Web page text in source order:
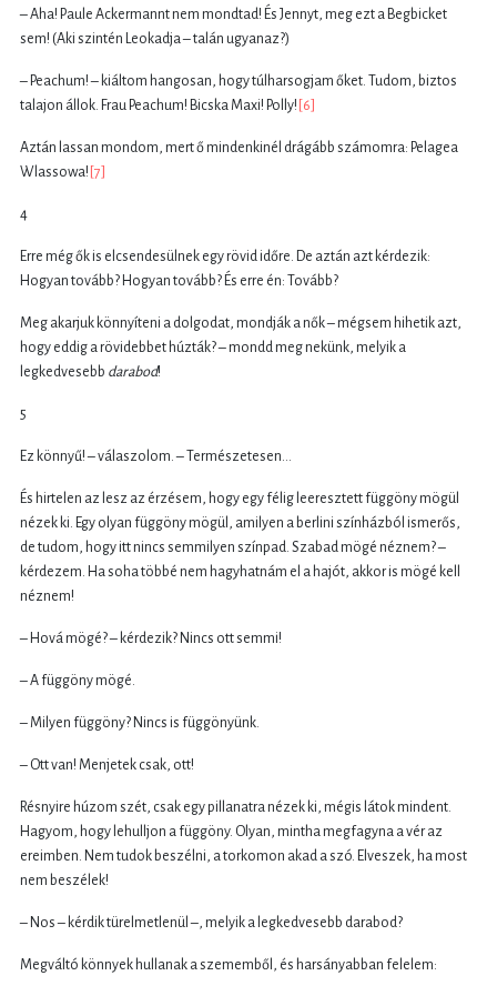
– Aha! Paule Ackermannt nem mondtad! És Jennyt, meg ezt a Begbicket
sem! (Aki szintén Leokadja – talán ugyanaz?)
– Peachum! – kiáltom hangosan, hogy túlharsogjam őket. Tudom, biztos
talajon állok. Frau Peachum! Bicska Maxi! Polly! [6]
Aztán lassan mondom, mert ő mindenkinél drágább számomra: Pelagea
Wlassowa! [7]
4
Erre még ők is elcsendesülnek egy rövid időre. De aztán azt kérdezik:
Hogyan tovább? Hogyan tovább? És erre én: Tovább?
Meg akarjuk könnyíteni a dolgodat, mondják a nők – mégsem hihetik azt,
hogy eddig a rövidebbet húzták? – mondd meg nekünk, melyik a
legkedvesebb darabod!
5
Ez könnyű! – válaszolom. – Természetesen...
És hirtelen az lesz az érzésem, hogy egy félig leeresztett függöny mögül
nézek ki. Egy olyan függöny mögül, amilyen a berlini színházból ismerős,
de tudom, hogy itt nincs semmilyen színpad. Szabad mögé néznem? –
kérdezem. Ha soha többé nem hagyhatnám el a hajót, akkor is mögé kell
néznem!
– Hová mögé? – kérdezik? Nincs ott semmi!
– A függöny mögé.
– Milyen függöny? Nincs is függönyünk.
– Ott van! Menjetek csak, ott!
Résnyire húzom szét, csak egy pillanatra nézek ki, mégis látok mindent.
Hagyom, hogy lehulljon a függöny. Olyan, mintha megfagyna a vér az
ereimben. Nem tudok beszélni, a torkomon akad a szó. Elveszek, ha most
nem beszélek!
– Nos – kérdik türelmetlenül –, melyik a legkedvesebb darabod?
Megváltó könnyek hullanak a szememből, és harsányabban felelem: